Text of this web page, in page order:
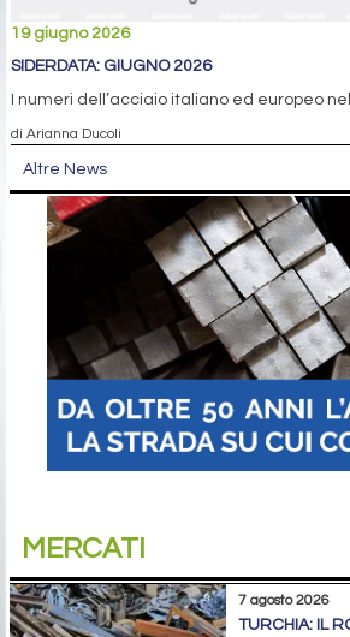
19 giugno 2026
SIDERDATA: GIUGNO 2026
I numeri dell’acciaio italiano ed europeo
di Arianna Ducoli
Altre News
MERCATI
7 agosto 2026
TURCHIA: IL